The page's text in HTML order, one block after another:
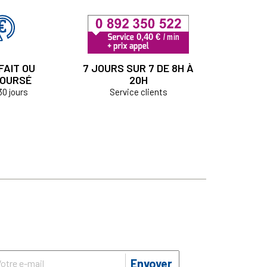
OU
jours
7 JOURS SUR 7 DE 8H À
20H
Service clients
Envoyer